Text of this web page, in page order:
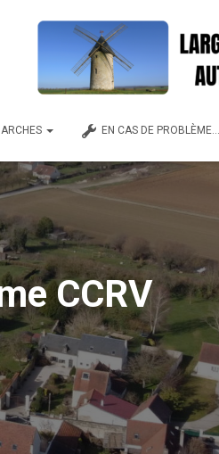
EN CAS DE PROBLÈME…
CCRV